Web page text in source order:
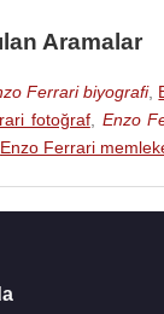
Aramalar
Ferrari biyografi,
fotoğraf, Enzo
Enzo Ferrari